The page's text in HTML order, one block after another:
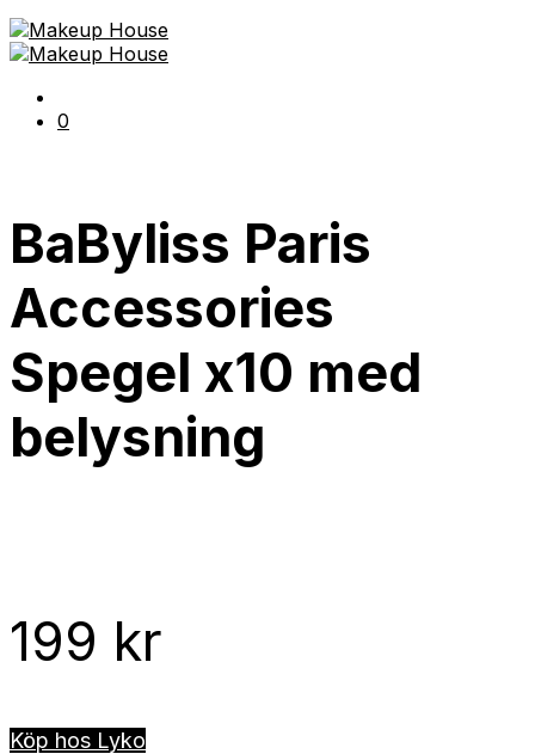
0
BaByliss Paris
Accessories
Spegel x10 med
belysning
199 kr
Köp hos Lyko